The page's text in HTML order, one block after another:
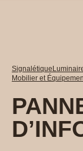
Signalétique
Mobilier et